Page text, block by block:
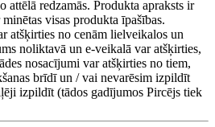
attēlā redzamās. Produkta apraksts ir
visas produkta īpašības.
atšķirties no cenām lielveikalos un
noliktavā un e-veikalā var atšķirties,
nosacījumi var atšķirties no tiem,
brīdī un / vai nevarēsim izpildīt
izpildīt (tādos gadījumos Pircējs tiek